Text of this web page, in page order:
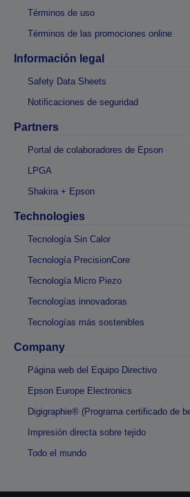
Términos de uso
Términos de las promociones online
Información legal
Safety Data Sheets
Notificaciones de seguridad
Partners
Portal de colaboradores de Epson
LPGA
Shakira + Epson
Technologies
Tecnología Sin Calor
Tecnología PrecisionCore
Tecnología Micro Piezo
Tecnologías innovadoras
Tecnologías más sostenibles
Company
Página web del Equipo Directivo
Epson Europe Electronics
Digigraphie® (Programa certificado de
Impresión directa sobre tejido
Todo el mundo